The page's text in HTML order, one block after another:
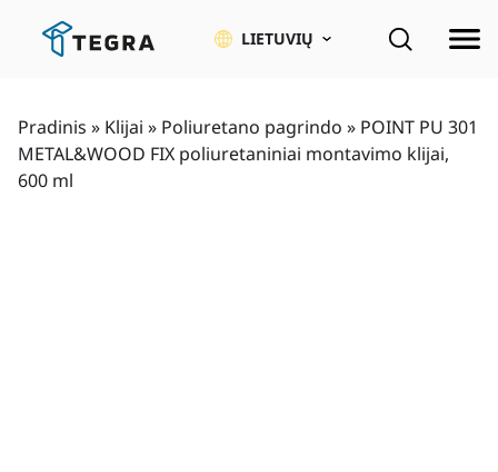
LIETUVIŲ
Pradinis » Klijai » Poliuretano pagrindo » POINT PU 301
METAL&WOOD FIX poliuretaniniai montavimo klijai,
600 ml